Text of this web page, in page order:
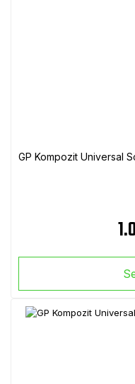
GP Kompozit Universal